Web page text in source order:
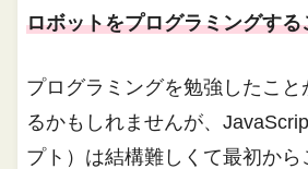
ロボットをプログラミングす
プログラミングを勉強したこ
るかもしれませんが、
プト）は結構難しくて最初から